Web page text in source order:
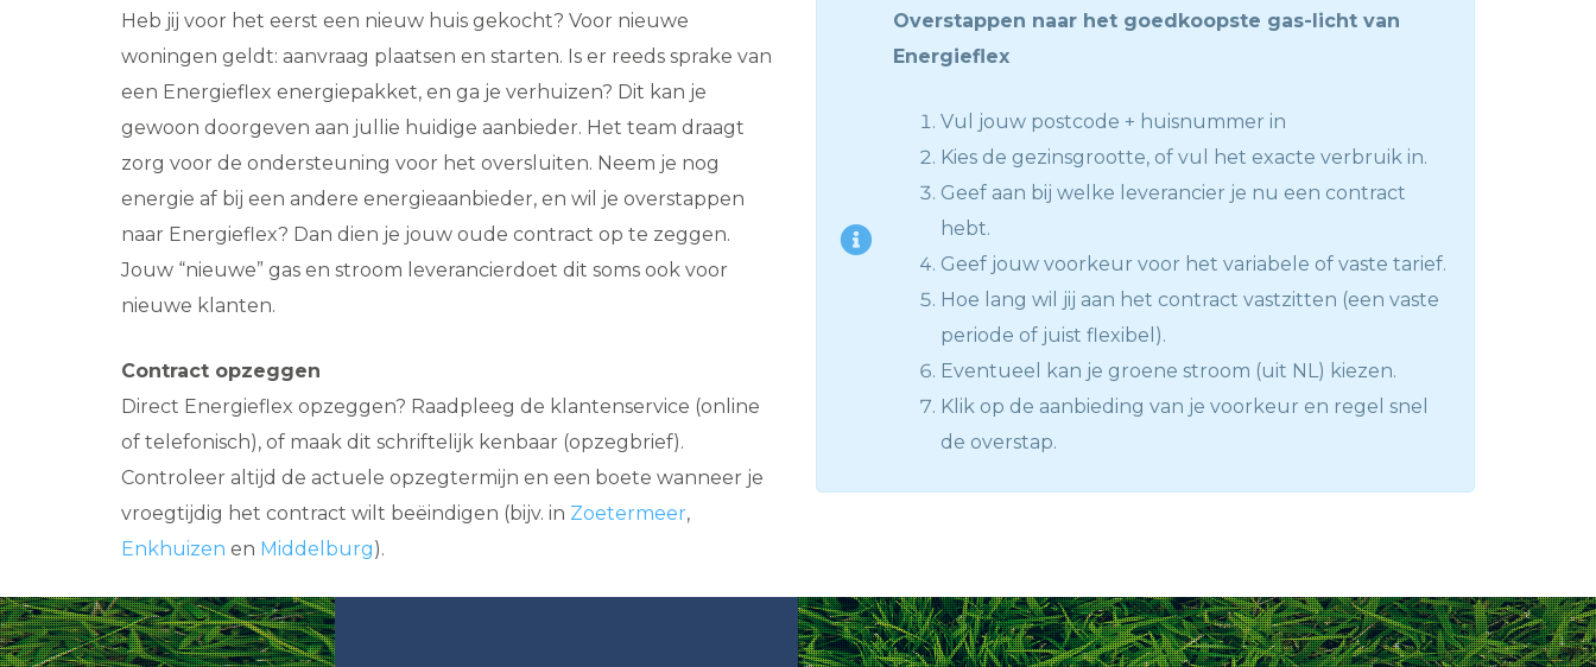
Heb jij voor het eerst een nieuw huis gekocht? Voor nieuwe
woningen geldt: aanvraag plaatsen en starten. Is er reeds sprake van
een Energieflex energiepakket, en ga je verhuizen? Dit kan je
gewoon doorgeven aan jullie huidige aanbieder. Het team draagt
zorg voor de ondersteuning voor het oversluiten. Neem je nog
energie af bij een andere energieaanbieder, en wil je overstappen
naar Energieflex? Dan dien je jouw oude contract op te zeggen.
Jouw “nieuwe” gas en stroom leverancierdoet dit soms ook voor
nieuwe klanten.
Contract opzeggen
Direct Energieflex opzeggen? Raadpleeg de klantenservice (online
of telefonisch), of maak dit schriftelijk kenbaar (opzegbrief).
Controleer altijd de actuele opzegtermijn en een boete wanneer je
vroegtijdig het contract wilt beëindigen (bijv. in Zoetermeer,
Enkhuizen en Middelburg).
Overstappen naar het goedkoopste gas-licht van
Energieflex
Vul jouw postcode + huisnummer in
Kies de gezinsgrootte, of vul het exacte verbruik in.
Geef aan bij welke leverancier je nu een contract
hebt.
Geef jouw voorkeur voor het variabele of vaste tarief.
Hoe lang wil jij aan het contract vastzitten (een vaste
periode of juist flexibel).
Eventueel kan je groene stroom (uit NL) kiezen.
Klik op de aanbieding van je voorkeur en regel snel
de overstap.